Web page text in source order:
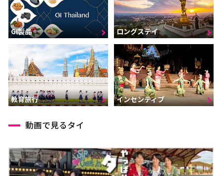
GI製品 ロングステイ
教育旅行 インセンティブ
動画で見るタイ